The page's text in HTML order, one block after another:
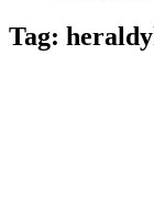
Tag: